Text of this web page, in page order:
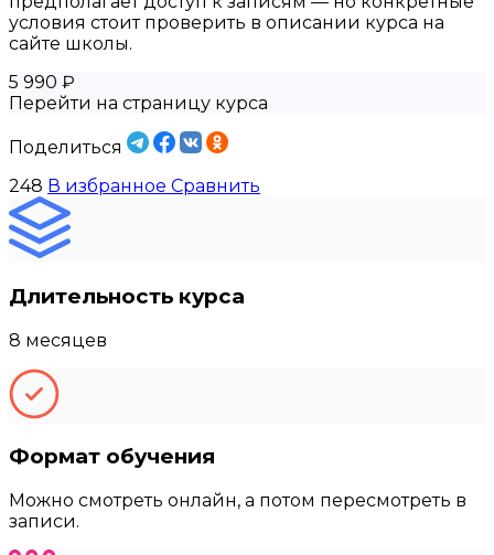
условия стоит проверить в описании курса на
сайте школы.
5 990 ₽
Перейти на страницу курса
Поделиться
248 В избранное Сравнить
Длительность курса
8 месяцев
Формат обучения
Можно смотреть онлайн, а потом пересмотреть в
записи.